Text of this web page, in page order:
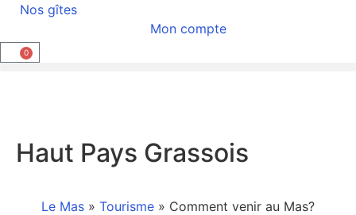
Nos gîtes
Mon compte
0
Haut Pays Grassois
Le Mas » Tourisme » Comment venir au Mas?